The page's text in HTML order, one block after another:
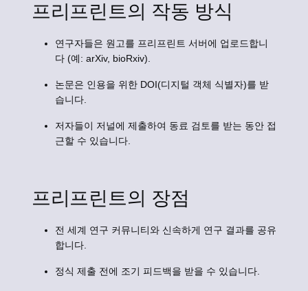
프리프린트의 작동 방식
연구자들은 원고를 프리프린트 서버에 업로드합니
다 (예: arXiv, bioRxiv).
논문은 인용을 위한 DOI(디지털 객체 식별자)를 받
습니다.
저자들이 저널에 제출하여 동료 검토를 받는 동안 접
근할 수 있습니다.
프리프린트의 장점
전 세계 연구 커뮤니티와 신속하게 연구 결과를 공유
합니다.
정식 제출 전에 조기 피드백을 받을 수 있습니다.